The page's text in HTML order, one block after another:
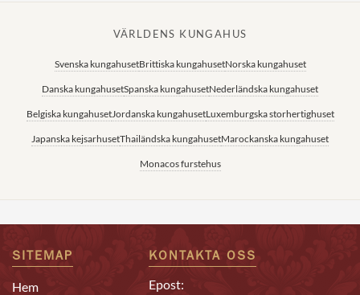
VÄRLDENS KUNGAHUS
Svenska kungahusetBrittiska kungahusetNorska kungahuset
Danska kungahusetSpanska kungahusetNederländska kungahuset
Belgiska kungahusetJordanska kungahusetLuxemburgska storhertighuset
Japanska kejsarhusetThailändska kungahusetMarockanska kungahuset
Monacos furstehus
SITEMAP
Hem
KONTAKTA OSS
Epost: